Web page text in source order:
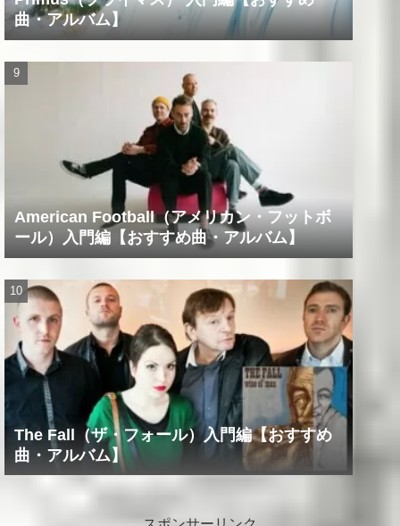
曲・アルバム】
American Football（アメリカン・フットボ
ール）入門編【おすすめ曲・アルバム】
The Fall（ザ・フォール）入門編【おすすめ
曲・アルバム】